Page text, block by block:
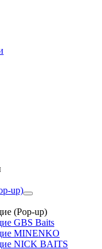
up)
(Pop-up)
GBS Baits
MINENKO
NICK BAITS